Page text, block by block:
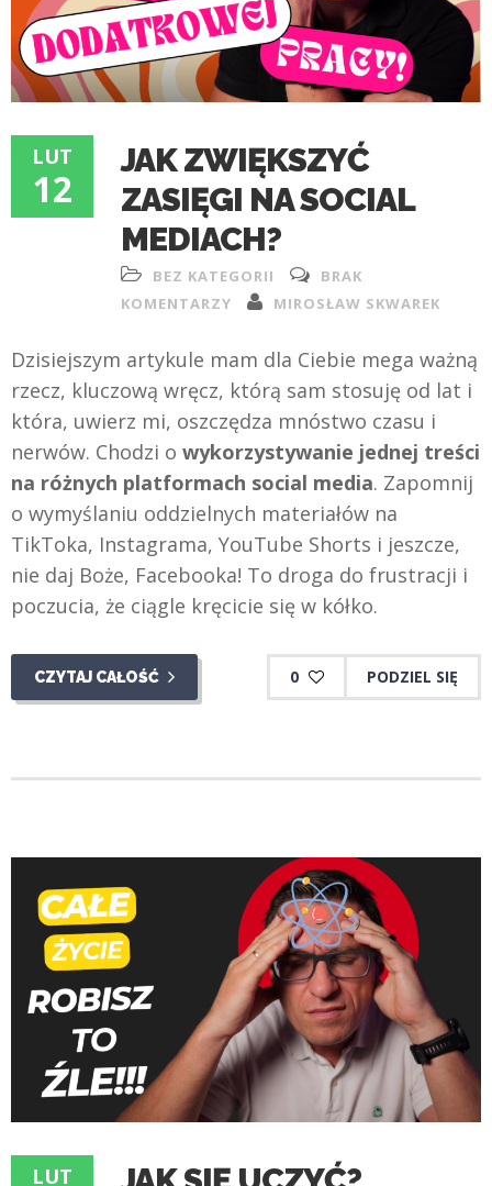
LUT
12
JAK ZWIĘKSZYĆ
ZASIĘGI NA SOCIAL
MEDIACH?
BEZ KATEGORII
BRAK
KOMENTARZY
MIROSŁAW SKWAREK
Dzisiejszym artykule mam dla Ciebie mega ważną
rzecz, kluczową wręcz, którą sam stosuję od lat i
która, uwierz mi, oszczędza mnóstwo czasu i
nerwów. Chodzi o wykorzystywanie jednej treści
na różnych platformach social media. Zapomnij
o wymyślaniu oddzielnych materiałów na
TikToka, Instagrama, YouTube Shorts i jeszcze,
nie daj Boże, Facebooka! To droga do frustracji i
poczucia, że ciągle kręcicie się w kółko.
CZYTAJ CAŁOŚĆ 0 PODZIEL SIĘ
LUT